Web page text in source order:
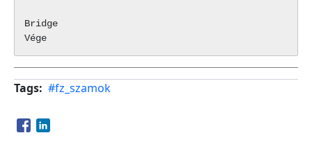
Bridge
Tags #fz_szamok
Opens in a new window
Opens in a new window